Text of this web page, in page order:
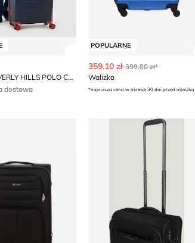
Walizka BEVERLY HILLS POLO CLUB
dostawa
POPULARNE
359.10 zł 399.00 zł*
Walizka
*najniższa cena w okresie 30 dni przed obniżką
Walizka Samsonite